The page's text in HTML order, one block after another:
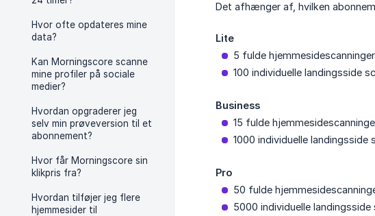
Hvor ofte opdateres mine
data?
Kan Morningscore scanne
mine profiler på sociale
medier?
Hvordan opgraderer jeg
selv min prøveversion til et
abonnement?
Hvor får Morningscore sin
klikpris fra?
Hvordan tilføjer jeg flere
hjemmesider til
Det afhænger af, hvilken
Lite
5 fulde
100 individuelle landingsside
Business
15 fulde
1000 individuelle landingsside
Pro
50 fulde
5000 individuelle landingsside